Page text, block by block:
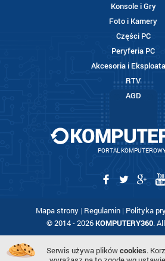
Konsole i Gry
Foto i Kamery
Części PC
Peryferia PC
Akcesoria i
RTV
AGD
PORTAL
Mapa strony | Regulamin | Polityka
© 2014 - 2026KOMPUTERY360.
Serwis używa plikówcookies.